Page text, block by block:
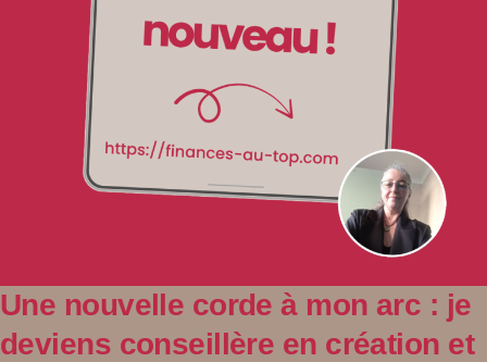
Une nouvelle corde à mon arc : je
deviens conseillère en création et